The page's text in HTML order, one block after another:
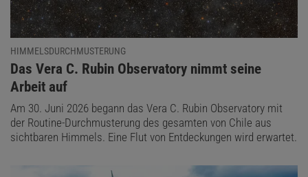
HIMMELSDURCHMUSTERUNG
:
Das Vera C. Rubin Observatory nimmt seine
Arbeit auf
Am 30. Juni 2026 begann das Vera C. Rubin Observatory mit
der Routine-Durchmusterung des gesamten von Chile aus
sichtbaren Himmels. Eine Flut von Entdeckungen wird erwartet.